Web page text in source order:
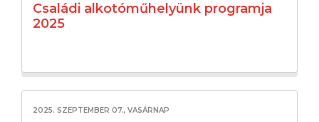
Családi alkotóműhelyünk programja
2025
2025. SZEPTEMBER 07., VASÁRNAP